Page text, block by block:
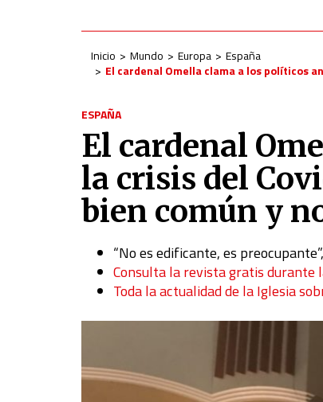
Inicio Mundo Europa
España
El cardenal Omella clama a los políticos
ESPAÑA
El cardenal
la crisis del
bien común y
“No es edificante, es
Consulta la revista gratis durante
Toda la actualidad de la Iglesia